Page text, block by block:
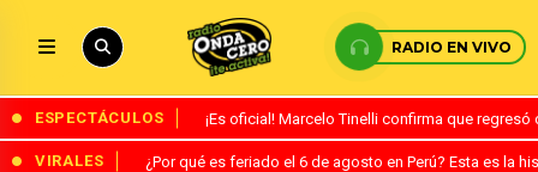
RADIO EN VIVO
ESPECTÁCULOS ¡Es oficial! Marcelo Tinelli confirma que
VIRALES ¿Por qué es feriado el 6 de agosto en Perú? Esta es la